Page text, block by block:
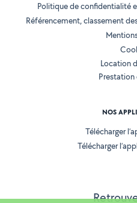
Politique de confidentialité
Référencement, classement
Location
Prestation
NOS
Télécharger
Télécharger